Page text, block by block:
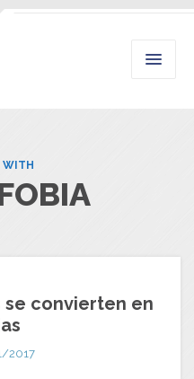
WITH
se convierten en
2017